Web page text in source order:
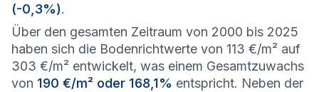
(-0,3%).
Über den gesamten Zeitraum von 2000 bis 2025
haben sich die Bodenrichtwerte von 113 €/m² auf
303 €/m² entwickelt, was einem Gesamtzuwachs
von 190 €/m² oder 168,1% entspricht. Neben der